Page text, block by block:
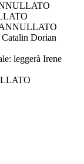
ANNULLATO
Catalin Dorian
leggerà Irene